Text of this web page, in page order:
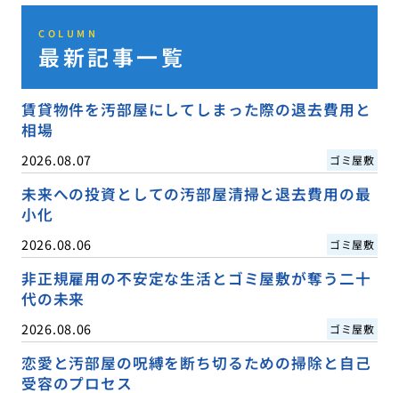
COLUMN
最新記事一覧
賃貸物件を汚部屋にしてしまった際の退去費用と
相場
2026.08.07 ゴミ屋敷
未来への投資としての汚部屋清掃と退去費用の最
小化
2026.08.06 ゴミ屋敷
非正規雇用の不安定な生活とゴミ屋敷が奪う二十
代の未来
2026.08.06 ゴミ屋敷
恋愛と汚部屋の呪縛を断ち切るための掃除と自己
受容のプロセス